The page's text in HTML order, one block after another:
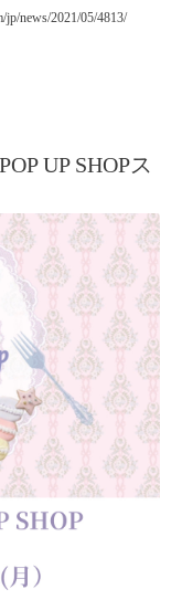
news/2021/05/4813/
UP SHOPス